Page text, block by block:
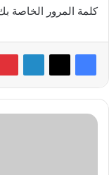
كلمة المرور الخاصة
تدابير